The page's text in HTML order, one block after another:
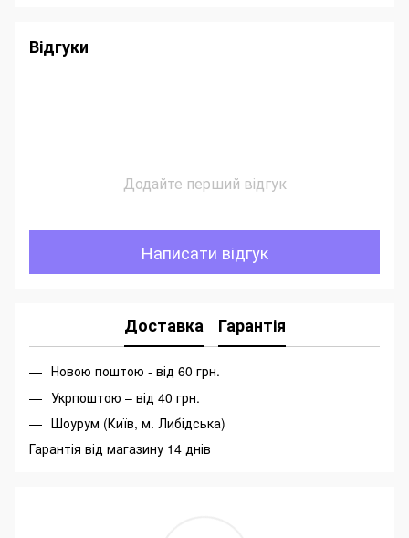
Відгуки
Додайте перший відгук
Написати відгук
Доставка Гарантія
Новою поштою - від 60 грн.
Укрпоштою – від 40 грн.
Шоурум (Київ, м. Либідська)
Гарантія від магазину 14 днів